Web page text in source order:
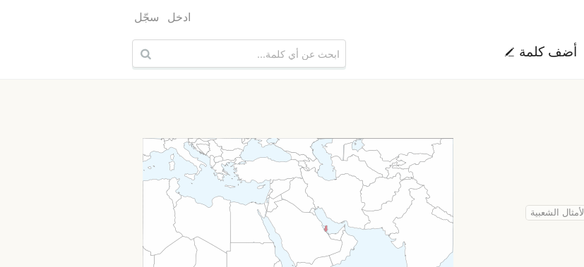
أضف كلمة
ادخل سجّل
الأمثال الشعبية